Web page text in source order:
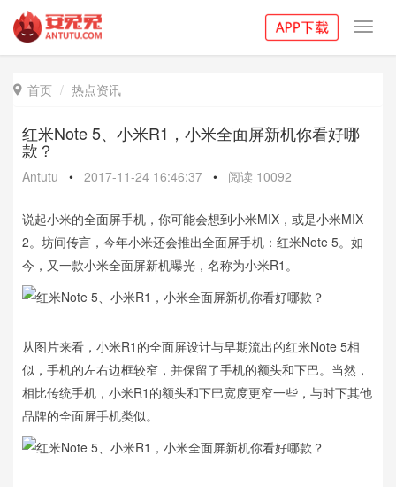
 首页 热点资讯
红米Note 5、小米R1，小米全面屏新机你看好哪
款？
Antutu • 2017-11-24 16:46:37 • 阅读 10092
说起小米的全面屏手机，你可能会想到小米MIX，或是小米MIX
2。坊间传言，今年小米还会推出全面屏手机：红米Note 5。如
今，又一款小米全面屏新机曝光，名称为小米R1。
从图片来看，小米R1的全面屏设计与早期流出的红米Note 5相
似，手机的左右边框较窄，并保留了手机的额头和下巴。当然，
相比传统手机，小米R1的额头和下巴宽度更窄一些，与时下其他
品牌的全面屏手机类似。